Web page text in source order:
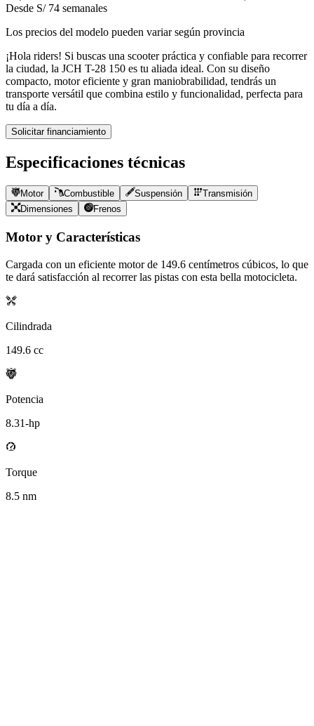
Desde S/ 74 semanales
Los precios del modelo pueden variar según provincia
¡Hola riders! Si buscas una scooter práctica y confiable para recorrer
la ciudad, la JCH T-28 150 es tu aliada ideal. Con su diseño
compacto, motor eficiente y gran maniobrabilidad, tendrás un
transporte versátil que combina estilo y funcionalidad, perfecta para
tu día a día.
Solicitar financiamiento
Especificaciones técnicas
Motor Combustible Suspensión
Transmisión
Dimensiones
Frenos
Motor y Características
Cargada con un eficiente motor de 149.6 centímetros cúbicos, lo que
te dará satisfacción al recorrer las pistas con esta bella motocicleta.
Cilindrada
149.6 cc
Potencia
8.31-hp
Torque
8.5 nm